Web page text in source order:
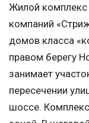
Жилой комплекс
компаний
домов класса
правом берегу
занимает
пересечении
шоссе.